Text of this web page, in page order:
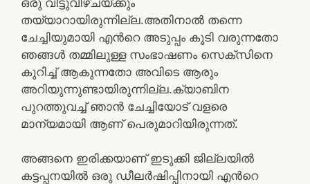
തയ്യാറായിരുന്നില്ല.അതിനാൽ തന്നെ
ചേച്ചിയുമായി എൻറെ അടുപ്പം കൂടി വരുന്നതോ
ഞങ്ങൾ തമ്മിലുള്ള സംഭാഷണം സെക്സിനെ
കുറിച്ച് ആകുന്നതോ അവിടെ ആരും
അറിയുന്നുണ്ടായിരുന്നില്ല.ക്യാബിന
പുറത്തുവച്ച് ഞാൻ ചേച്ചിയോട് വളരെ
മാന്യമായി ആണ് പെരുമാറിയിരുന്നത്.
അങ്ങനെ ഇരിക്കയാണ് ഇടുക്കി ജില്ലയിൽ
കട്ടപ്പനയിൽ ഒരു ഡീലർഷിപ്പിനായി എൻറെ